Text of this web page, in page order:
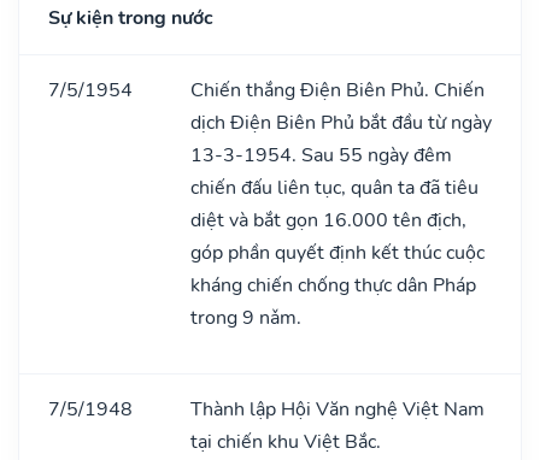
Sự kiện trong nước
7/5/1954
Chiến thắng Điện Biên Phủ. Chiến
dịch Điện Biên Phủ bắt đầu từ ngày
13-3-1954. Sau 55 ngày đêm
chiến đấu liên tục, quân ta đã tiêu
diệt và bắt gọn 16.000 tên địch,
góp phần quyết định kết thúc cuộc
kháng chiến chống thực dân Pháp
trong 9 nǎm.
7/5/1948
Thành lập Hội Văn nghệ Việt Nam
tại chiến khu Việt Bắc.